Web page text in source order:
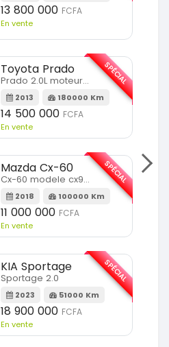
13 800 000 FCFA
En vente
Toyota Prado
Prado 2.0L moteur d4d
2013 180000 Km
14 500 000 FCFA
En vente
SPÉCIAL
Mazda Cx-60
Cx-60 modele cx9 full option
2018 100000 Km
11 000 000 FCFA
En vente
SPÉCIAL
KIA Sportage
Sportage 2.0
2023 51000 Km
18 900 000 FCFA
En vente
SPÉCIAL